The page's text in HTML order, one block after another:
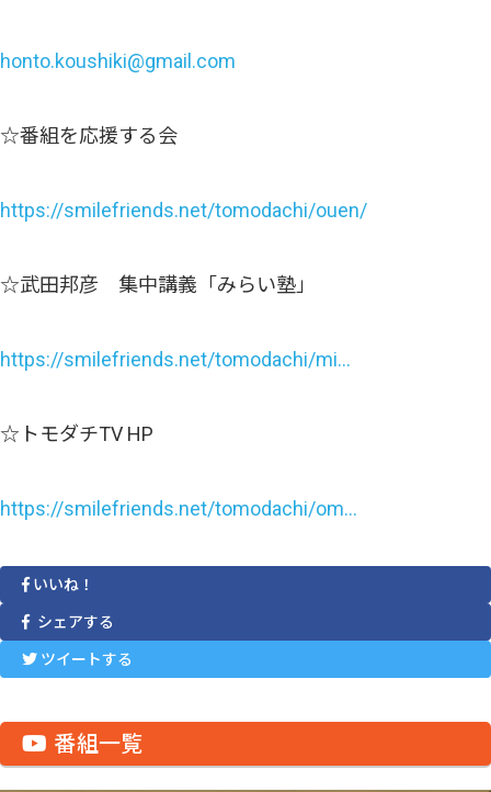
honto.koushiki@gmail.com
☆番組を応援する会
https://smilefriends.net/tomodachi/ouen/
☆武田邦彦 集中講義「みらい塾」
https://smilefriends.net/tomodachi/mi…
☆トモダチTV HP
https://smilefriends.net/tomodachi/om…
いいね！
シェアする
ツイートする
番組一覧